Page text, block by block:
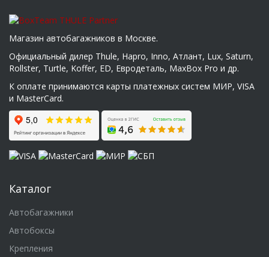
Магазин автобагажников в Москве.
Официальный дилер Thule, Hapro, Inno, Атлант, Lux, Saturn,
Rollster, Turtle, Koffer, ED, Евродеталь, MaxBox Pro и др.
К оплате принимаются карты платежных систем МИР, VISA
и MasterCard.
Каталог
Автобагажники
Автобоксы
Крепления